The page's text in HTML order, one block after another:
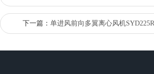
下一篇： 单进风前向多翼离心风机